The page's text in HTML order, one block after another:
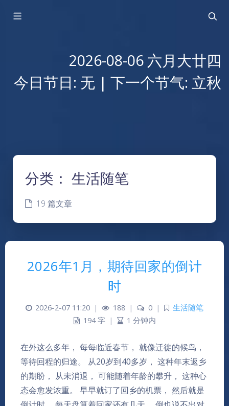
2026-08-06 六月大廿四
今日节日: 无 | 下一个节气: 立秋
分类： 生活随笔
19 篇文章
2026年1月，期待回家的倒计
时
2026-2-07 11:20 | 188 | 0 |
生活随笔
194 字
| 1 分钟内
在外这么多年， 每每临近春节， 就像迁徙的候鸟，
等待回程的归途。 从20岁到40多岁， 这种年末返乡
的期盼， 从未消退， 可能随着年龄的攀升， 这种心
态会愈发浓重。 早早就订了回乡的机票， 然后就是